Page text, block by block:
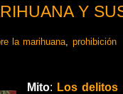
Y
la marihuana, prohibición
Mito: Los delitos